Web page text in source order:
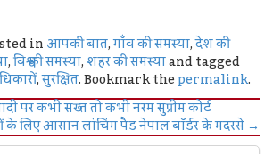
inआपकी बात,गाँव की समस्या,देश की
,विश्व की समस्या,शहर की समस्याand tagged
,सुरक्षित. Bookmark thepermalink.
पर कभी सख्त तो कभी नरम सुप्रीम कोर्ट
के लिए आसान लांचिंग पैड नेपाल बॉर्डर के मदरसे→